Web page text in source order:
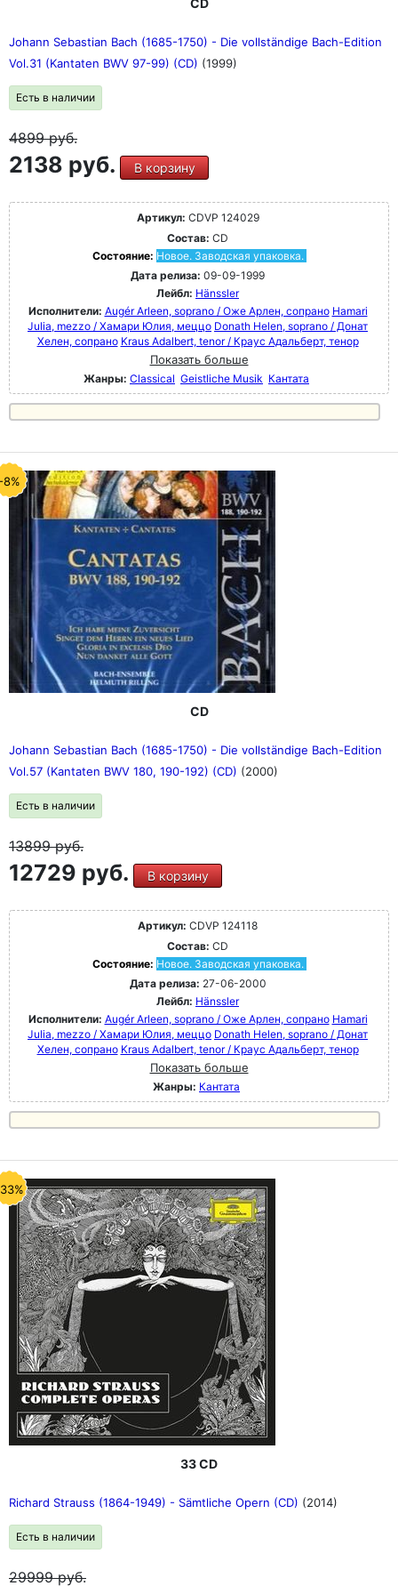
CD
Johann Sebastian Bach (1685-1750) - Die vollständige Bach-Edition
Vol.31 (Kantaten BWV 97-99) (CD) (1999)
Есть в наличии
4899руб.
2138 руб. В корзину
Артикул: CDVP 124029
Состав: CD
Состояние: Новое. Заводская упаковка.
Дата релиза: 09-09-1999
Лейбл: Hänssler
Исполнители: Augér Arleen, soprano / Оже Арлен, сопрано Hamari
Julia, mezzo / Хамари Юлия, меццо Donath Helen, soprano / Донат
Хелен, сопрано Kraus Adalbert, tenor / Краус Адальберт, тенор
Показать больше
Жанры: Classical Geistliche Musik Кантата
8%
CD
Johann Sebastian Bach (1685-1750) - Die vollständige Bach-Edition
Vol.57 (Kantaten BWV 180, 190-192) (CD) (2000)
Есть в наличии
13899руб.
12729 руб. В корзину
Артикул: CDVP 124118
Состав: CD
Состояние: Новое. Заводская упаковка.
Дата релиза: 27-06-2000
Лейбл: Hänssler
Исполнители: Augér Arleen, soprano / Оже Арлен, сопрано Hamari
Julia, mezzo / Хамари Юлия, меццо Donath Helen, soprano / Донат
Хелен, сопрано Kraus Adalbert, tenor / Краус Адальберт, тенор
Показать больше
Жанры: Кантата
33 CD
Richard Strauss (1864-1949) - Sämtliche Opern (CD) (2014)
Есть в наличии
29999руб.